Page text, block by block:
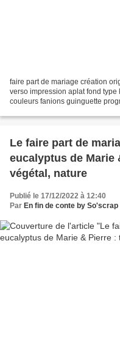
faire part de mariage création
verso impression aplat fond
couleurs fanions guinguette
Le faire part de
eucalyptus de Marie
végétal, nature
Publié le 17/12/2022 à 12:40
Par En fin de conte by